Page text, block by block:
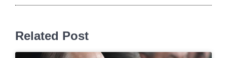
Related Post